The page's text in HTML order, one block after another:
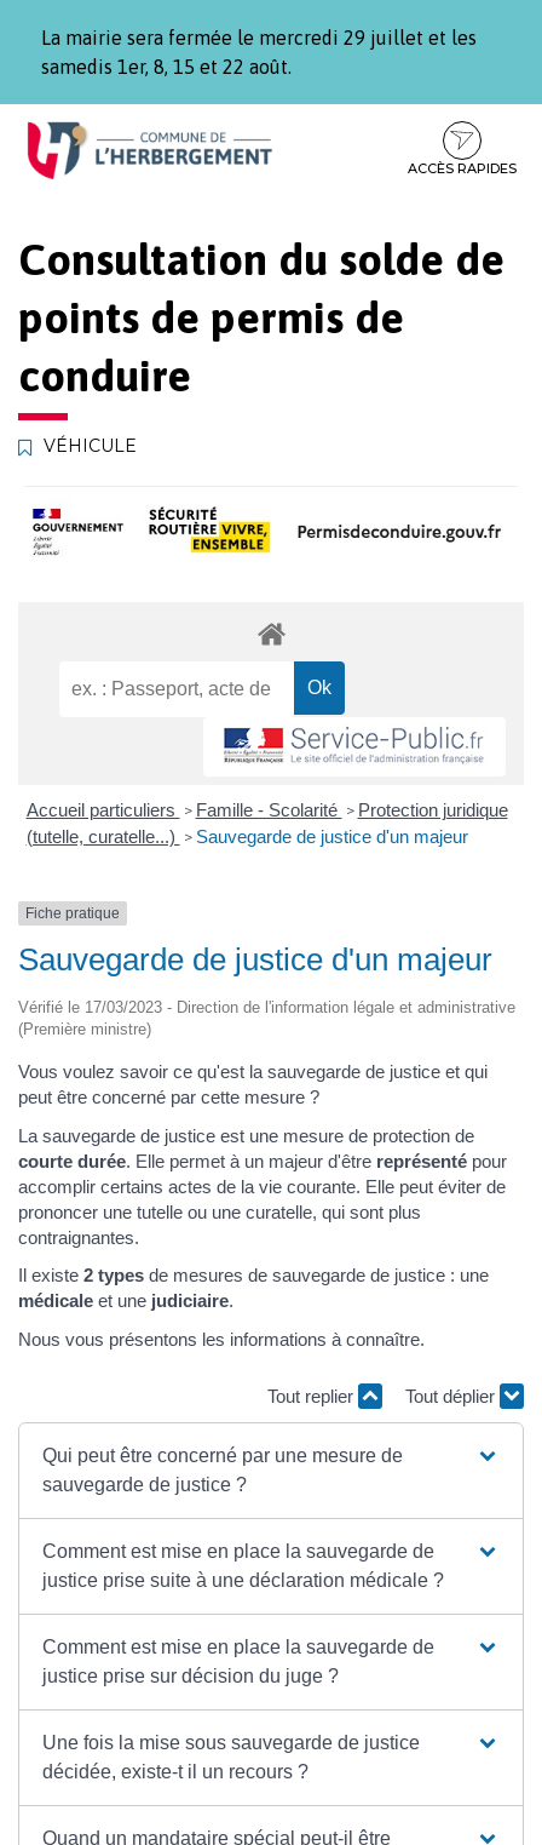
La mairie sera fermée le mercredi 29 juillet et les
samedis 1er, 8, 15 et 22 août.
Aller
Aller
contenu
Aller
pied
ACCÈS RAPIDES
Consultation du solde de
points de permis de
conduire
VÉHICULE
Accueil particuliers > Famille - Scolarité > Protection juridique
(tutelle, curatelle...) > Sauvegarde de justice d'un majeur
Fiche pratique
Sauvegarde de justice d'un majeur
Vérifié le 17/03/2023 - Direction de l'information légale et administrative
(Première ministre)
Vous voulez savoir ce qu'est la sauvegarde de justice et qui
peut être concerné par cette mesure ?
La sauvegarde de justice est une mesure de protection de
courte durée. Elle permet à un majeur d'être représenté pour
accomplir certains actes de la vie courante. Elle peut éviter de
prononcer une tutelle ou une curatelle, qui sont plus
contraignantes.
Il existe 2 types de mesures de sauvegarde de justice : une
médicale et une judiciaire.
Nous vous présentons les informations à connaître.
Tout replier Tout déplier
Qui peut être concerné par une mesure de
sauvegarde de justice ?
Comment est mise en place la sauvegarde de
justice prise suite à une déclaration médicale ?
Comment est mise en place la sauvegarde de
justice prise sur décision du juge ?
Une fois la mise sous sauvegarde de justice
décidée, existe-t il un recours ?
Quand un mandataire spécial peut-il être